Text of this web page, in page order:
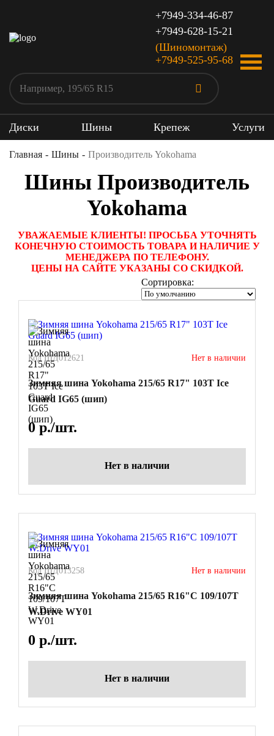
+7949-334-46-87
+7949-628-15-21
(Шиномонтаж)
+7949-525-95-68
Диски Шины Крепеж Услуги
Главная Шины Производитель Yokohama
Шины Производитель
Yokohama
УВАЖАЕМЫЕ КЛИЕНТЫ! ПРОСЬБА УТОЧНЯТЬ
КОНЕЧНУЮ СТОИМОСТЬ ТОВАРА И НАЛИЧИЕ У
МЕНЕДЖЕРА ПО ТЕЛЕФОНУ.
ЦЕНЫ НА САЙТЕ УКАЗАНЫ СО СКИДКОЙ.
Сортировка:
Код ШД012621 Нет в наличии
Зимняя шина Yokohama 215/65 R17" 103T Ice
Guard IG65 (шип)
0р./шт.
Нет в наличии
Код ШД013258 Нет в наличии
Зимняя шина Yokohama 215/65 R16"C 109/107T
W.Drive WY01
0 р./шт.
Нет в наличии